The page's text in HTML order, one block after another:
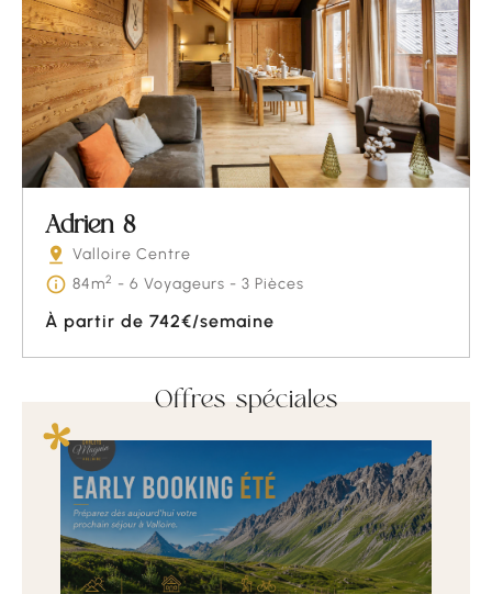
Adrien 8
Valloire Centre
84m2 - 6 Voyageurs - 3 Pièces
À partir de 742€/semaine
Offres spéciales